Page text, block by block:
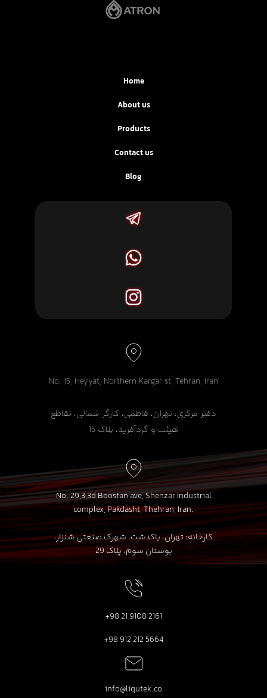
Home
About us
Products
Contact us
Blog
No. 15, Heyyat, Northern Kargar st, Tehran, Iran
دفتر مرکزی: تهران، فاطمی، کارگر شمالی، تقاطع
هیئت و گردآفرید، پلاک 15
No. 29,3,3d Boostan ave, Shenzar Industrial
complex, Pakdasht, Thehran, Iran.
کارخانه: تهران، پاکدشت، شهرک صنعتی شنزار،
بوستان سوم، پلاک 29
+98 21 9108 2161
+98 912 212 5664
info@liqutek.co